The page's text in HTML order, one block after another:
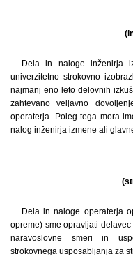
Dela in naloge inženirja
univerzitetno strokovno
najmanj eno leto delovnih
zahtevano veljavno
operaterja. Poleg tega mora
nalog inženirja izmene ali
Dela in naloge operaterja
opreme) sme opravljati
naravoslovne smeri in
strokovnega usposabljanja za